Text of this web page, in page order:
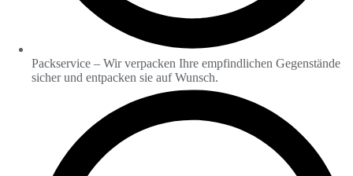
Packservice – Wir verpacken Ihre empfindlichen Gegenstände
sicher und entpacken sie auf Wunsch.